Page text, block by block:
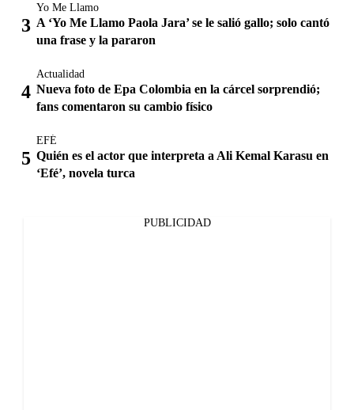
Yo Me Llamo
A ‘Yo Me Llamo Paola Jara’ se le salió gallo; solo cantó
una frase y la pararon
Actualidad
Nueva foto de Epa Colombia en la cárcel sorprendió;
fans comentaron su cambio físico
EFÉ
Quién es el actor que interpreta a Ali Kemal Karasu en
‘Efé’, novela turca
PUBLICIDAD